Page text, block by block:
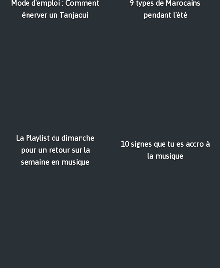
Mode d'emploi : Comment
énerver un Tanjaoui
9 types de Marocains
pendant l'été
La Playlist du dimanche
pour un retour sur la
semaine en musique
10 signes que tu es accro à
la musique